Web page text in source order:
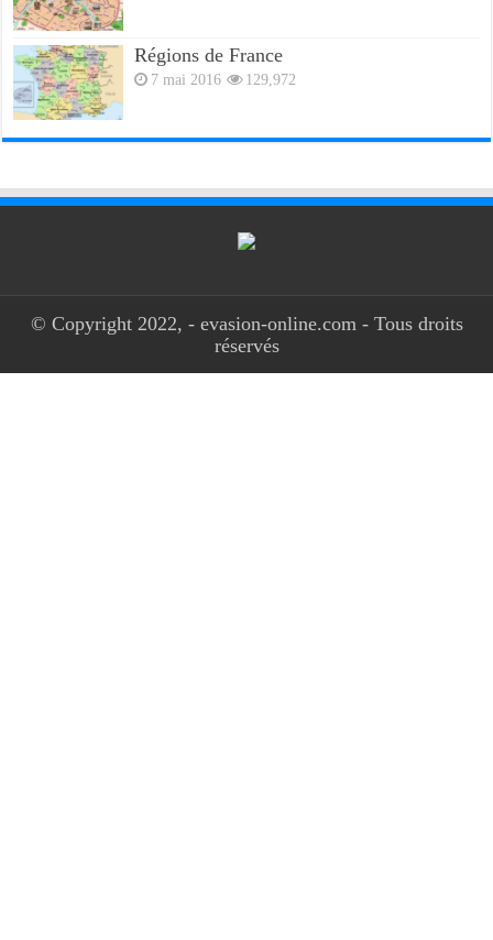
Régions de France
7 mai 2016 129,972
© Copyright 2022, - evasion-online.com - Tous droits
réservés